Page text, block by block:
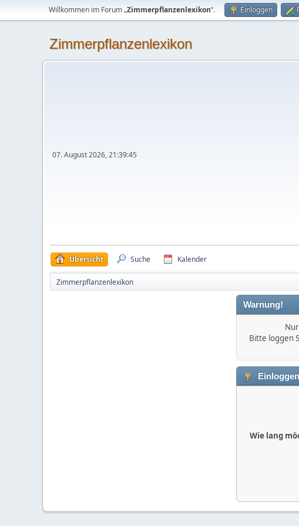
Willkommen im Forum „Zimmerpflanzenlexikon“. Einloggen
Zimmerpflanzenlexikon
07. August 2026, 21:39:45
Übersicht Suche Kalender
Zimmerpflanzenlexikon
Warnung!
Bitte loggen
Einloggen
Wie lang